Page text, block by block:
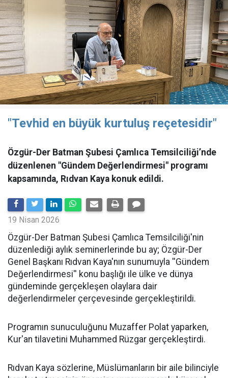
"Tevhid en büyük kurtuluş reçetesidir"
Özgür-Der Batman Şubesi Çamlıca Temsilciliği’nde
düzenlenen "Gündem Değerlendirmesi" programı
kapsamında, Rıdvan Kaya konuk edildi.
19 Nisan 2026
​Özgür-Der Batman Şubesi Çamlıca Temsilciliği'nin
düzenlediği aylık seminerlerinde bu ay; Özgür-Der
Genel Başkanı Rıdvan Kaya'nın sunumuyla ''Gündem
Değerlendirmesi'' konu başlığı ile ülke ve dünya
gündeminde gerçekleşen olaylara dair
değerlendirmeler çerçevesinde gerçekleştirildi.
Programın sunuculuğunu Muzaffer Polat yaparken,
Kur'an tilavetini Muhammed Rüzgar gerçekleştirdi.
Rıdvan Kaya sözlerine, Müslümanların bir aile bilinciyle